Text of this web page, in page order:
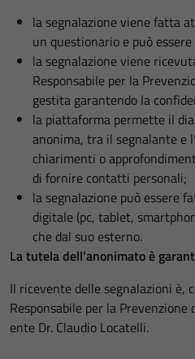
la segnalazione viene fatta
un questionario e può
la segnalazione viene
Responsabile per la
gestita garantendo la
la piattaforma permette il
anonima, tra il segnalante e
chiarimenti o
di fornire contatti personali;
la segnalazione può essere
digitale (pc, tablet,
che dal suo esterno.
La tutela dell’anonimato è
Il ricevente delle segnalazioni è,
Responsabile per la
ente Dr. Claudio Locatelli.